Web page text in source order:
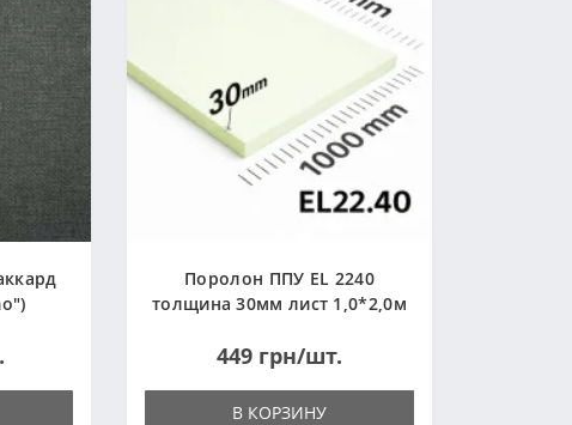
Поролон ППУ EL 2240
толщина 30мм лист 1,0*2,0м
449 грн/шт.
В КОРЗИНУ